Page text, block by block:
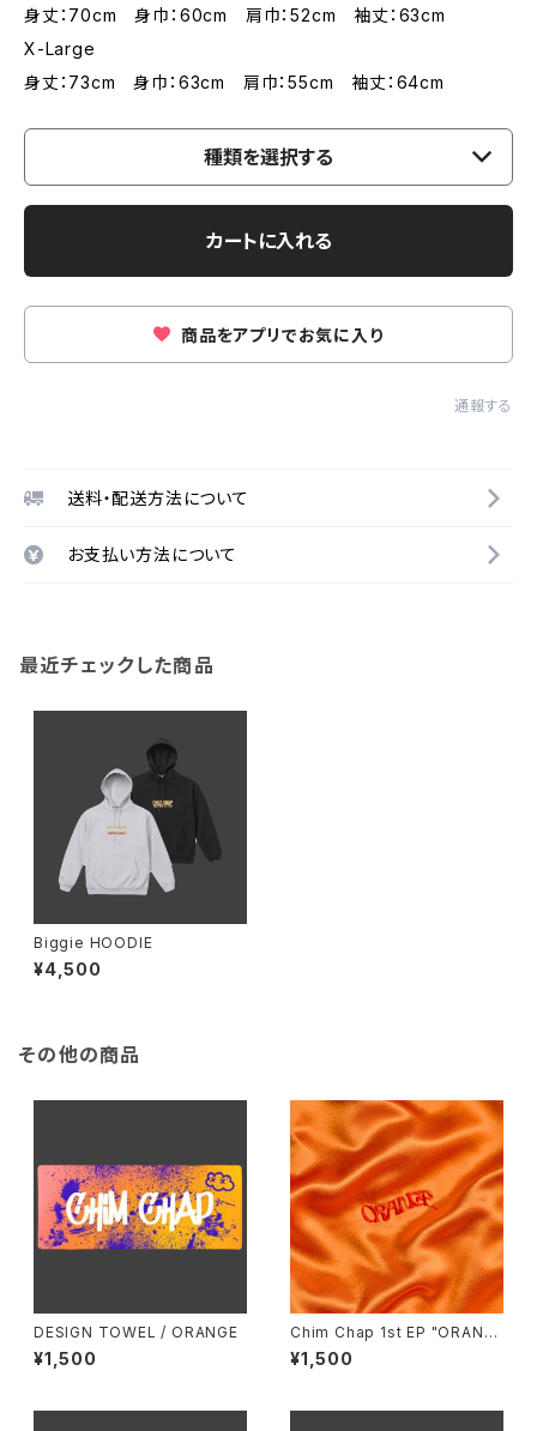
身丈：70cm 身巾：60cm 肩巾：52cm 袖丈：63cm
X-Large
身丈：73cm 身巾：63cm 肩巾：55cm 袖丈：64cm
種類を選択する
カートに入れる
商品をアプリでお気に入り
通報する
送料・配送方法について
お支払い方法について
最近チェックした商品
Biggie HOODIE
¥4,500
その他の商品
DESIGN TOWEL / ORANGE
¥1,500
Chim Chap 1st EP "ORANG
E"
¥1,500